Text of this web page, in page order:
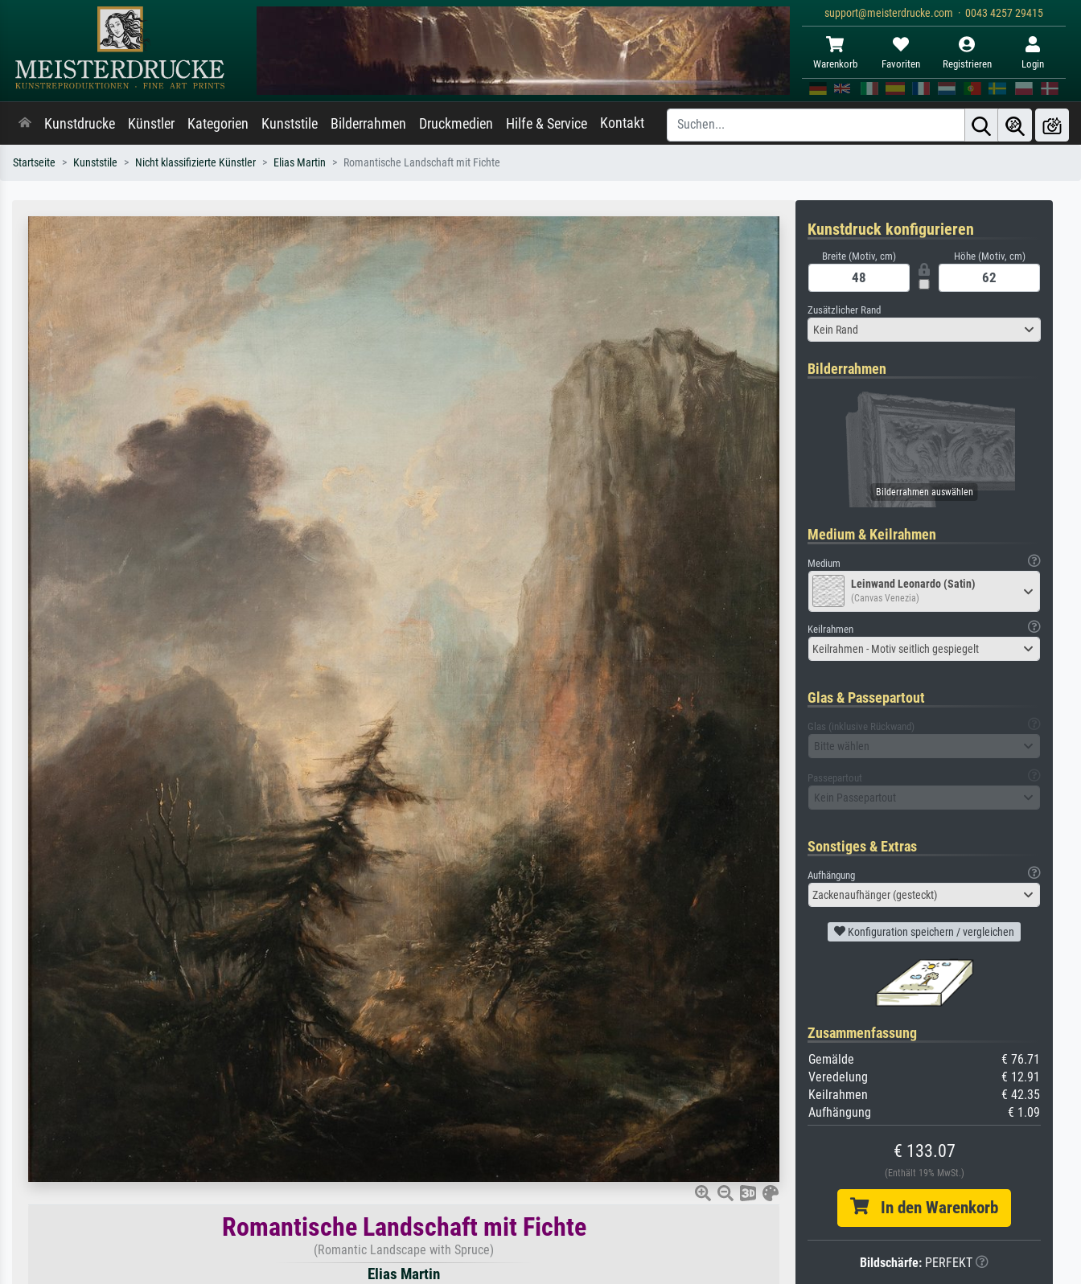
support@meisterdrucke.com · 0043 4257 29415
Warenkorb Favoriten Registrieren Login
Kunstdrucke Künstler Kategorien Kunststile Bilderrahmen Druckmedien Hilfe & Service Kontakt
Startseite Kunststile Nicht klassifizierte Künstler Elias Martin Romantische Landschaft mit Fichte
Romantische Landschaft mit Fichte
(Romantic Landscape with Spruce)
Elias Martin
Kunstdruck konfigurieren
Breite (Motiv, cm) Höhe (Motiv, cm)
Zusätzlicher Rand
Kein Rand
Bilderrahmen
Medium & Keilrahmen
Medium
Leinwand Leonardo (Satin)
(Canvas Venezia)
Keilrahmen
Keilrahmen - Motiv seitlich gespiegelt
Glas & Passepartout
Glas (inklusive Rückwand)
Bitte wählen
Passepartout
Kein Passepartout
Sonstiges & Extras
Aufhängung
Zackenaufhänger (gesteckt)
Konfiguration speichern / vergleichen
Zusammenfassung
Gemälde
€ 76.71
Veredelung
€ 12.91
Keilrahmen
€ 42.35
Aufhängung
€ 1.09
€ 133.07
(Enthält 19% MwSt.)
In den Warenkorb
Bildschärfe: PERFEKT